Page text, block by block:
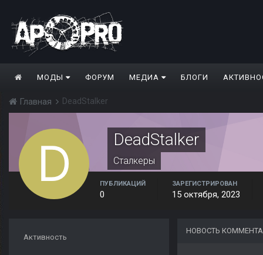
МОДЫ ФОРУМ МЕДИА БЛОГИ
Главная DeadStalker
DeadStalker
Сталкеры
ПУБЛИКАЦИЙ
0
ЗАРЕГИСТРИРОВАН
15 октября, 2023
Активность
НОВОСТЬ